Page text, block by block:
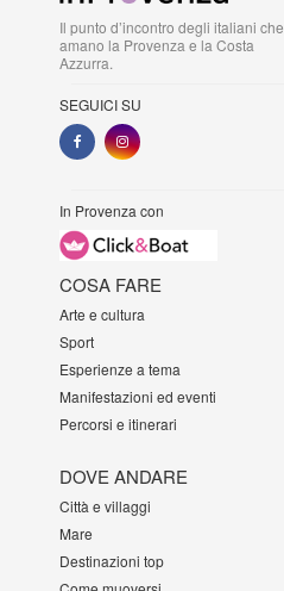
Il punto d’incontro degli italiani che
amano la Provenza e la Costa
Azzurra.
SEGUICI SU
In Provenza con
COSA FARE
Arte e cultura
Sport
Esperienze a tema
Manifestazioni ed eventi
Percorsi e itinerari
DOVE ANDARE
Città e villaggi
Mare
Destinazioni top